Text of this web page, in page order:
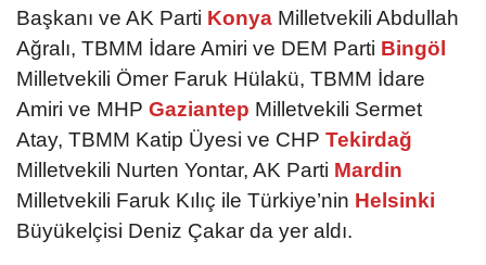
Başkanı ve AK Parti Konya Milletvekili Abdullah
Ağralı, TBMM İdare Amiri ve DEM Parti Bingöl
Milletvekili Ömer Faruk Hülakü, TBMM İdare
Amiri ve MHP Gaziantep Milletvekili Sermet
Atay, TBMM Katip Üyesi ve CHP Tekirdağ
Milletvekili Nurten Yontar, AK Parti Mardin
Milletvekili Faruk Kılıç ile Türkiye’nin Helsinki
Büyükelçisi Deniz Çakar da yer aldı.